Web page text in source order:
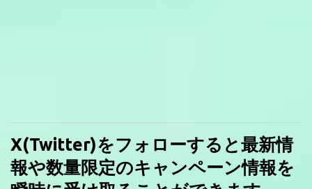
X(Twitter)をフォローすると最新情
報や数量限定のキャンペーン情報を